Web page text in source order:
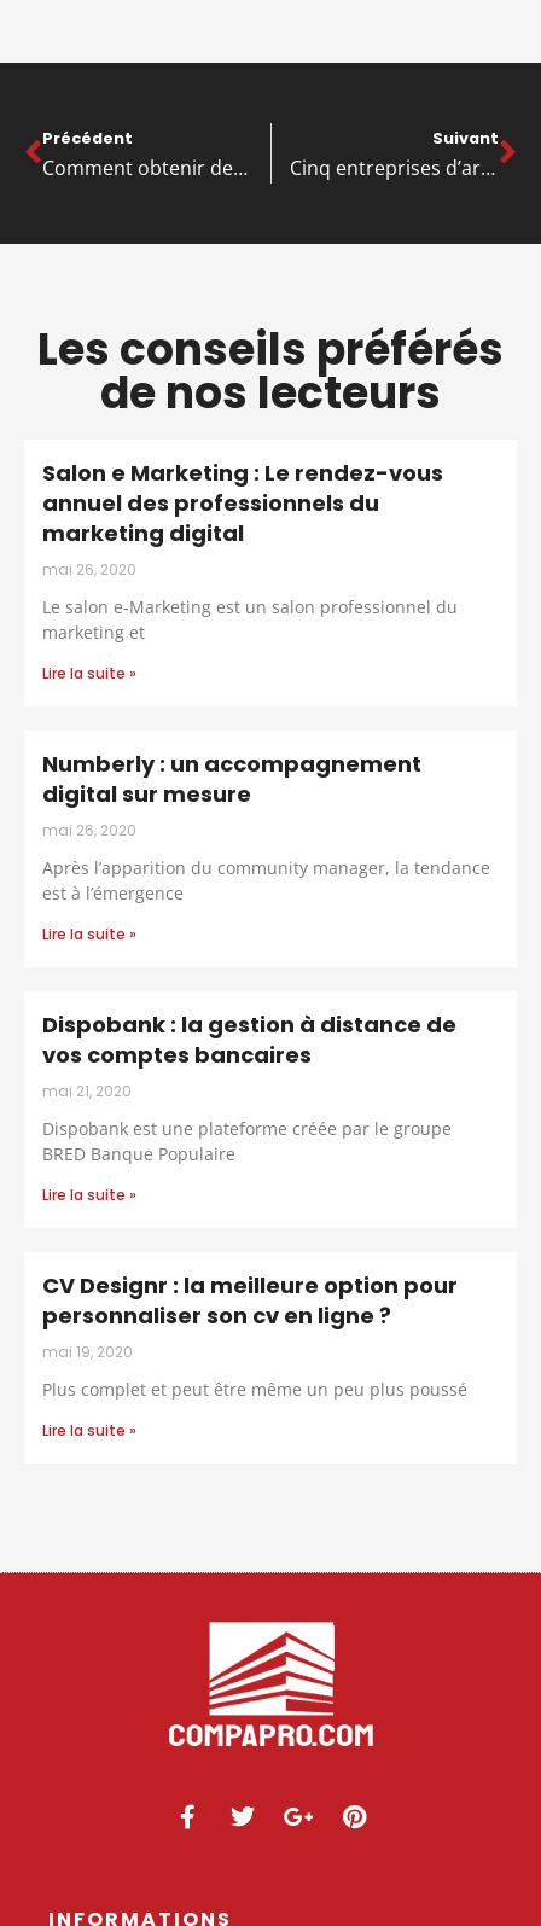
Précédent
Comment obtenir des trucs gratuits et éviter les arnaques
Suivant
Cinq entreprises d’artisanat à considérer
Les conseils préférés
de nos lecteurs
Salon e Marketing : Le rendez-vous
annuel des professionnels du
marketing digital
mai 26, 2020
Le salon e-Marketing est un salon professionnel du
marketing et
Lire la suite »
Numberly : un accompagnement
digital sur mesure
mai 26, 2020
Après l’apparition du community manager, la tendance
est à l’émergence
Lire la suite »
Dispobank : la gestion à distance de
vos comptes bancaires
mai 21, 2020
Dispobank est une plateforme créée par le groupe
BRED Banque Populaire
Lire la suite »
CV Designr : la meilleure option pour
personnaliser son cv en ligne ?
mai 19, 2020
Plus complet et peut être même un peu plus poussé
Lire la suite »
INFORMATIONS